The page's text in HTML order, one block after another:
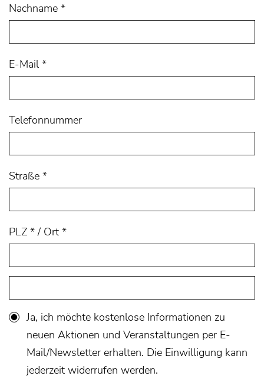
Nachname *
E-Mail *
Telefonnummer
Straße *
PLZ * / Ort *
Ja, ich möchte kostenlose Informationen zu
neuen Aktionen und Veranstaltungen per E-
Mail/Newsletter erhalten. Die Einwilligung kann
jederzeit widerrufen werden.